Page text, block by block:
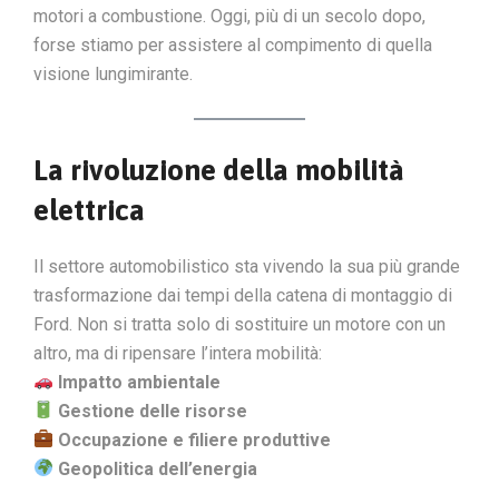
motori a combustione. Oggi, più di un secolo dopo,
forse stiamo per assistere al compimento di quella
visione lungimirante.
La rivoluzione della mobilità
elettrica
Il settore automobilistico sta vivendo la sua più grande
trasformazione dai tempi della catena di montaggio di
Ford. Non si tratta solo di sostituire un motore con un
altro, ma di ripensare l’intera mobilità:
Impatto ambientale
Gestione delle risorse
Occupazione e filiere produttive
Geopolitica dell’energia